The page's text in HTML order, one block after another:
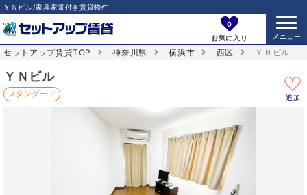
ＹＮビル/家具家電付き賃貸物件
0
お気に入り
セットアップ賃貸TOP 神奈川県 横浜市 西区 ＹＮビル
ＹＮビル
スタンダード 追加